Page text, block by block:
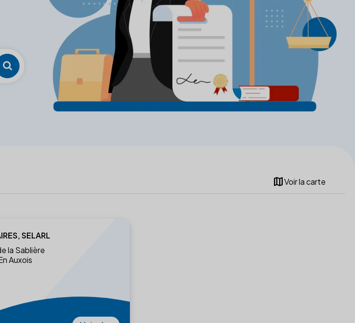
mapVoir la carte
SELARL
la Sablière
Auxois